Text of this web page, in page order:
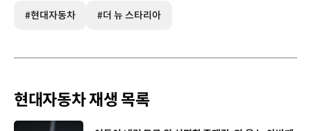
#현대자동차 #더 뉴 스타리아
현대자동차 재생 목록